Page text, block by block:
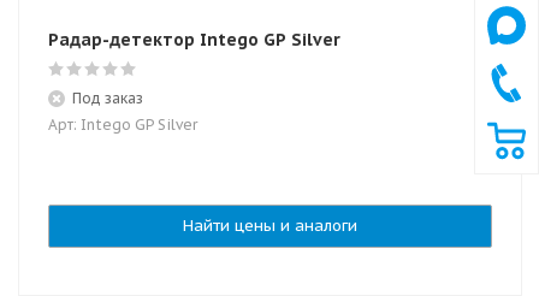
Радар-детектор Intego GP Silver
Под заказ
Арт: Intego GP Silver
Найти цены и аналоги